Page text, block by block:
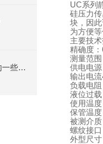
热电偶制造商:介绍热电偶的一些信息
UC系列
硅压力
块，因
为方便
主要技
精确度
测量范
供电电
输出电
负载电
液位过
使用温
保管温
被测介
螺纹接
外型尺